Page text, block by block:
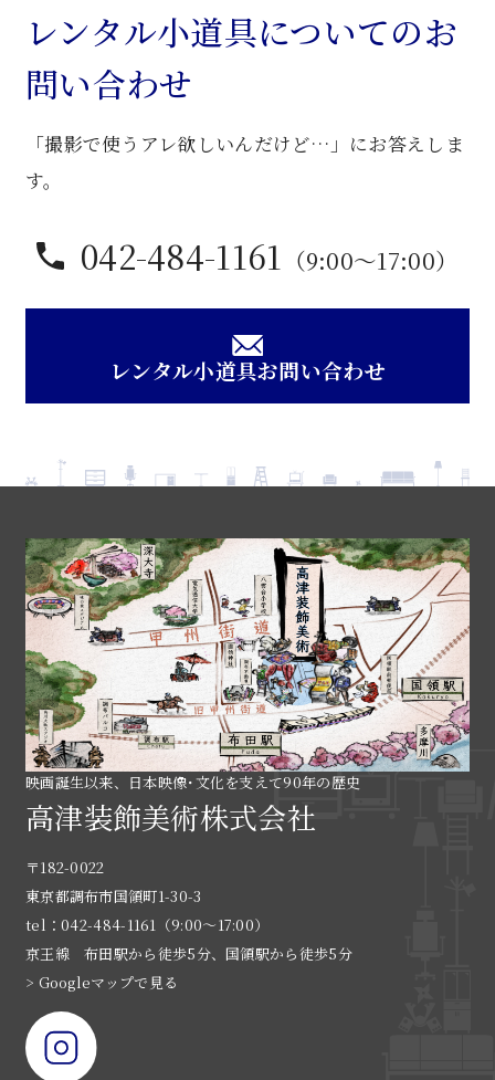
レンタル小道具についてのお
問い合わせ
「撮影で使うアレ欲しいんだけど…」にお答えしま
す。
042-484-1161 （9:00〜17:00）
レンタル小道具お問い合わせ
映画誕生以来、日本映像･文化を支えて90年の歴史
高津装飾美術株式会社
〒182-0022
東京都調布市国領町1-30-3
tel：042-484-1161（9:00〜17:00）
京王線 布田駅から徒歩5分、国領駅から徒歩5分
> Googleマップで見る